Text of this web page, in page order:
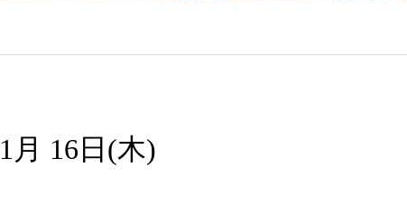
1月 16日(木)